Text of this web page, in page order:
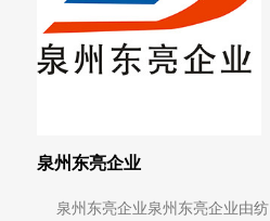
泉州东亮企业
泉州东亮企业泉州东亮企业由纺